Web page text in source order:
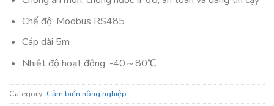
Chế độ: Modbus RS485
Cáp dài 5m
Nhiệt độ hoạt động: -40～80℃
Category: Cảm biến nông nghiệp